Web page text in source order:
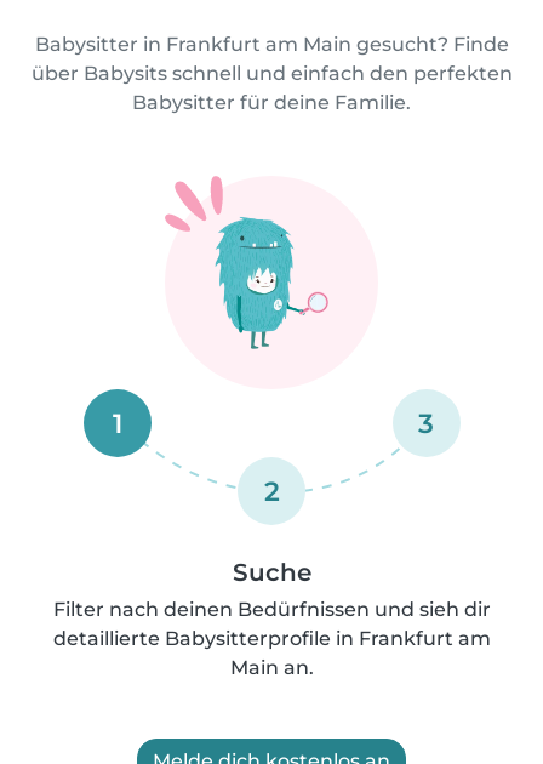
Babysitter in Frankfurt am Main gesucht? Finde
über Babysits schnell und einfach den perfekten
Babysitter für deine Familie.
1
2
3
Suche
Filter nach deinen Bedürfnissen und sieh dir
detaillierte Babysitterprofile in Frankfurt am
Main an.